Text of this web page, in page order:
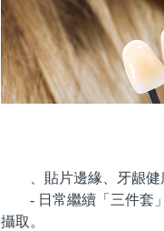
、貼片邊緣、牙龈健康
- 日常繼續「三件套」
攝取。